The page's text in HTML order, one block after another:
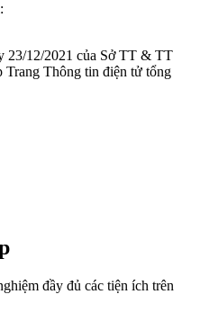
23/12/2021 của Sở TT & TT
Thông tin điện tử tổng
đầy đủ các tiện ích trên